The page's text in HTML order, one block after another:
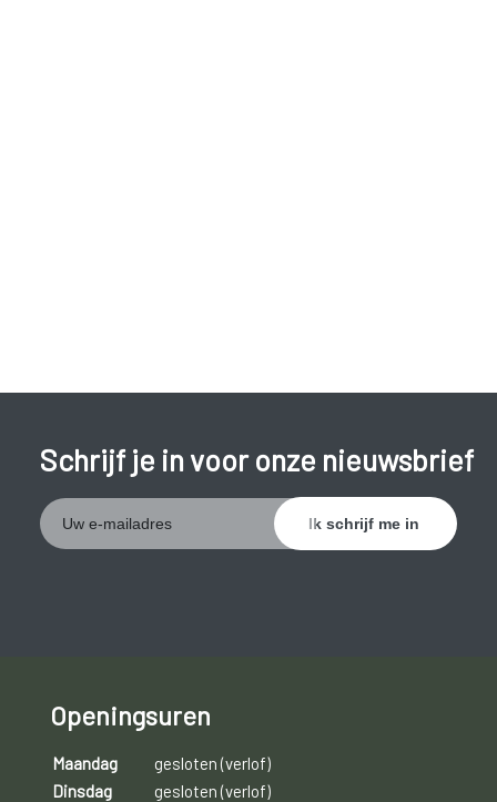
Schrijf je in voor onze nieuwsbrief
Openingsuren
Maandag
gesloten (verlof)
Dinsdag
gesloten (verlof)